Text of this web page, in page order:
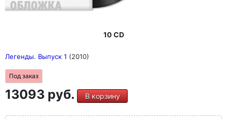
10 CD
Легенды. Выпуск 1 (2010)
Под заказ
13093 руб. В корзину